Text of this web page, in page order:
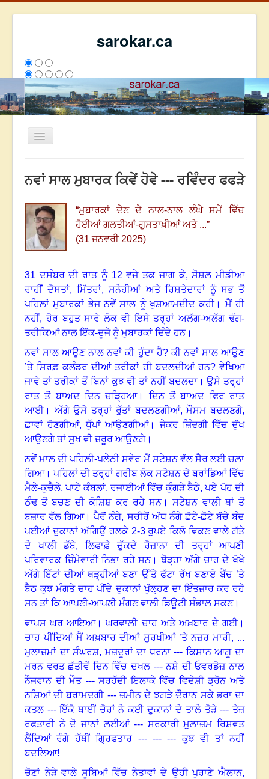
sarokar.ca
Toggle
ਰਚਨਾਵਾਂ
ਸਰੋਕਾਰ ਦੇ ਲੇਖਕ
ਸੰਪਰਕ
We have 77 guests and no members online
ਨਵਾਂ ਸਾਲ ਮੁਬਾਰਕ ਕਿਵੇਂ ਹੋਵੇ --- ਰਵਿੰਦਰ ਫਫੜੇ
“ਮੁਬਾਰਕਾਂ ਦੇਣ ਦੇ ਨਾਲ-ਨਾਲ ਲੰਘੇ ਸਮੇਂ ਵਿੱਚ
ਹੋਈਆਂ ਗਲਤੀਆਂ-ਗੁਸਤਾਖ਼ੀਆਂ ਅਤੇ...”
(31 ਜਨਵਰੀ 2025)
31 ਦਸੰਬਰ ਦੀ ਰਾਤ ਨੂੰ 12 ਵਜੇ ਤਕ ਜਾਗ ਕੇ, ਸੋਸ਼ਲ ਮੀਡੀਆ
ਰਾਹੀਂ ਦੋਸਤਾਂ,ਮਿੱਤਰਾਂ,ਸਨੇਹੀਆਂ ਅਤੇ ਰਿਸ਼ਤੇਦਾਰਾਂ ਨੂੰ ਸਭ ਤੋਂ
ਪਹਿਲਾਂ ਮੁਬਾਰਕਾਂ ਭੇਜ ਨਵੇਂ ਸਾਲ ਨੂੰ ਖੁਸ਼ਆਮਦੀਦ ਕਹੀ।
ਮੈਂ ਹੀ
ਨਹੀਂ,ਹੋਰ ਬਹੁਤ ਸਾਰੇ ਲੋਕ ਵੀ ਇਸੇ ਤਰ੍ਹਾਂ ਅਲੱਗ-ਅਲੱਗ ਢੰਗ-
ਤਰੀਕਿਆਂ ਨਾਲ ਇੱਕ-ਦੂਜੇ ਨੂੰ ਮੁਬਾਰਕਾਂ ਦਿੰਦੇ ਹਨ।
ਨਵਾਂ ਸਾਲ ਆਉਣ ਨਾਲ ਨਵਾਂ ਕੀ ਹੁੰਦਾ ਹੈ?ਕੀ ਨਵਾਂ ਸਾਲ ਆਉਣ
’ਤੇ ਸਿਰਫ਼ ਕਲੰਡਰ ਦੀਆਂ ਤਰੀਕਾਂ ਹੀ ਬਦਲਦੀਆਂ ਹਨ? ਵੇਖਿਆ
ਜਾਵੇ ਤਾਂ ਤਰੀਕਾਂ ਤੋਂ ਬਿਨਾਂ ਕੁਝ ਵੀ ਤਾਂ ਨਹੀਂ ਬਦਲਦਾ।ਉਸੇ ਤਰ੍ਹਾਂ
ਰਾਤ ਤੋਂ ਬਾਅਦ ਦਿਨ ਚੜ੍ਹਿਆ। ਦਿਨ ਤੋਂ ਬਾਅਦ ਫਿਰ ਰਾਤ
ਆਈ। ਅੱਗੇ ਉਸੇ ਤਰ੍ਹਾਂ ਰੁੱਤਾਂ ਬਦਲਣਗੀਆਂ,ਮੌਸਮ ਬਦਲਣਗੇ,
ਛਾਵਾਂ ਹੋਣਗੀਆਂ,ਧੁੱਪਾਂ ਆਉਣਗੀਆਂ।ਜੇਕਰ ਜ਼ਿੰਦਗੀ ਵਿੱਚ ਦੁੱਖ
ਆਉਣਗੇ ਤਾਂ ਸੁਖ ਵੀ ਜ਼ਰੂਰ ਆਉਣਗੇ।
ਨਵੇਂ ਮਾਲ ਦੀ ਪਹਿਲੀ-ਪਲੇਠੀ ਸਵੇਰ ਮੈਂ ਸਟੇਸ਼ਨ ਵੱਲ ਸੈਰ ਲਈ ਚਲਾ
ਗਿਆ। ਪਹਿਲਾਂ ਦੀ ਤਰ੍ਹਾਂ ਗਰੀਬ ਲੋਕ ਸਟੇਸ਼ਨ ਦੇ ਬਰਾਂਡਿਆਂ ਵਿੱਚ
ਮੈਲੇ-ਕੁਚੈਲੇ, ਪਾਟੇ ਕੰਬਲਾਂ, ਰਜਾਈਆਂ ਵਿੱਚ ਕੁੰਗੜੇ ਬੈਠੇ, ਪਏ ਪੋਹ ਦੀ
ਠੰਢ ਤੋਂ ਬਚਣ ਦੀ ਕੋਸ਼ਿਸ਼ ਕਰ ਰਹੇ ਸਨ।ਸਟੇਸ਼ਨ ਵਾਲੀ ਥਾਂ ਤੋਂ
ਬਜ਼ਾਰ ਵੱਲ ਗਿਆ। ਪੈਰੋਂ ਨੰਗੇ, ਸਰੀਰੋਂ ਅੱਧ ਨੰਗੇ ਛੋਟੇ-ਛੋਟੇ ਬੱਚੇ ਬੰਦ
ਪਈਆਂ ਦੁਕਾਨਾਂ ਅੱਗਿਉਂ ਹਲਕੇ 2-3 ਰੁਪਏ ਕਿਲੋ ਵਿਕਣ ਵਾਲੇ ਗੱਤੇ
ਦੇ ਖਾਲੀ ਡੱਬੇ, ਲਿਫਾਫ਼ੇ ਚੁੱਕਦੇ ਰੋਜ਼ਾਨਾ ਦੀ ਤਰ੍ਹਾਂ ਆਪਣੀ
ਪਰਿਵਾਰਕ ਜ਼ਿੰਮੇਵਾਰੀ ਨਿਭਾ ਰਹੇ ਸਨ। ਥੋੜ੍ਹਾ ਅੱਗੇ ਚਾਹ ਦੇ ਖੋਖੇ
ਅੱਗੇ ਇੱਟਾਂ ਦੀਆਂ ਥੜ੍ਹੀਆਂ ਬਣਾ ਉੱਤੇ ਫੱਟਾ ਰੱਖ ਬਣਾਏ ਬੈਂਚ ’ਤੇ
ਬੈਠ ਕੁਝ ਮੰਗਤੇ ਚਾਹ ਪੀਂਦੇ ਦੁਕਾਨਾਂ ਖੁੱਲ੍ਹਣ ਦਾ ਇੰਤਜ਼ਾਰ ਕਰ ਰਹੇ
ਸਨ ਤਾਂ ਕਿ ਆਪਣੀ-ਆਪਣੀ ਮੰਗਣ ਵਾਲੀ ਡਿਊਟੀ ਸੰਭਾਲ ਸਕਣ।
ਵਾਪਸ ਘਰ ਆਇਆ। ਘਰਵਾਲੀ ਚਾਹ ਅਤੇ ਅਖ਼ਬਾਰ ਦੇ ਗਈ।
ਚਾਹ ਪੀਂਦਿਆਂ ਮੈਂ ਅਖ਼ਬਾਰ ਦੀਆਂ ਸੁਰਖੀਆਂ ’ਤੇ ਨਜ਼ਰ ਮਾਰੀ, ...
ਮੁਲਾਜ਼ਮਾਂ ਦਾ ਸੰਘਰਸ਼, ਮਜ਼ਦੂਰਾਂ ਦਾ ਧਰਨਾ --- ਕਿਸਾਨ ਆਗੂ ਦਾ
ਮਰਨ ਵਰਤ ਛੱਤੀਵੇਂ ਦਿਨ ਵਿੱਚ ਦਖਲ --- ਨਸ਼ੇ ਦੀ ਓਵਰਡੋਜ਼ ਨਾਲ
ਨੌਜਵਾਨ ਦੀ ਮੌਤ --- ਸਰਹੱਦੀ ਇਲਾਕੇ ਵਿੱਚ ਵਿਦੇਸ਼ੀ ਡ੍ਰੋਨ ਅਤੇ
ਨਸ਼ਿਆਂ ਦੀ ਬਰਾਮਦਗੀ --- ਜ਼ਮੀਨ ਦੇ ਝਗੜੇ ਦੌਰਾਨ ਸਕੇ ਭਰਾ ਦਾ
ਕਤਲ --- ਇੱਕੋ ਥਾਈਂ ਚੋਰਾਂ ਨੇ ਕਈ ਦੁਕਾਨਾਂ ਦੇ ਤਾਲੇ ਤੋੜੇ --- ਤੇਜ਼
ਰਫਤਾਰੀ ਨੇ ਦੋ ਜਾਨਾਂ ਲਈਆਂ --- ਸਰਕਾਰੀ ਮੁਲਾਜ਼ਮ ਰਿਸ਼ਵਤ
ਲੈਂਦਿਆਂ ਰੰਗੇ ਹੱਥੀਂ ਗ੍ਰਿਫਤਾਰ --- --- --- ਕੁਝ ਵੀ ਤਾਂ ਨਹੀਂ
ਬਦਲਿਆ!
ਚੋਣਾਂ ਨੇੜੇ ਵਾਲੇ ਸੂਬਿਆਂ ਵਿੱਚ ਨੇਤਾਵਾਂ ਦੇ ਉਹੀ ਪੁਰਾਣੇ ਐਲਾਨ,